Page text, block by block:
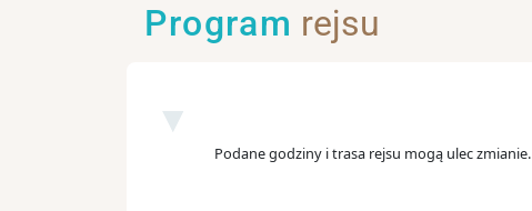
Program rejsu
Podane godziny i trasa rejsu mogą ulec zmianie.